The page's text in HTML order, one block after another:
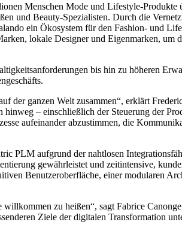
Menschen Mode und Lifestyle-
und Beauty-Spezialisten. Durch die
ein Ökosystem für den Fashion- und
lokale Designer und Eigenmarken,
bis hin zu höheren
der ganzen Welt zusammen“, erklärt
– einschließlich der Steuerung der
aufeinander abzustimmen, die
PLM aufgrund der nahtlosen
gewährleistet und zeitintensive,
Benutzeroberfläche, einer modularen
zu heißen“, sagt Fabrice
Ziele der digitalen Transformation